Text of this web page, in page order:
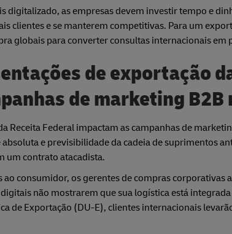
digitalizado, as empresas devem investir tempo e
clientes e se manterem competitivas. Para um
globais para converter consultas internacionais
de exportação
de marketing B2B
Receita Federal impactam as campanhas de
e previsibilidade da cadeia de suprimentos
um contrato atacadista.
ao consumidor, os gerentes de compras corporativas
não mostrarem que sua logística está
de Exportação (DU-E), clientes internacionais